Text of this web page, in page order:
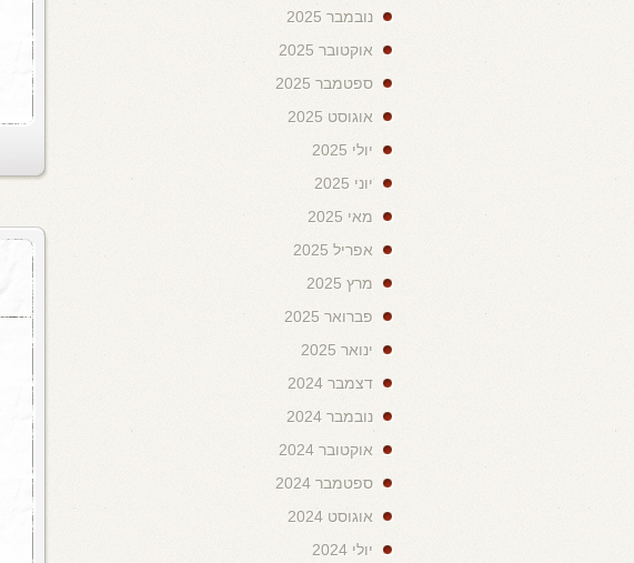
נובמבר 2025
אוקטובר 2025
ספטמבר 2025
אוגוסט 2025
יולי 2025
יוני 2025
מאי 2025
אפריל 2025
מרץ 2025
פברואר 2025
ינואר 2025
דצמבר 2024
נובמבר 2024
אוקטובר 2024
ספטמבר 2024
אוגוסט 2024
יולי 2024